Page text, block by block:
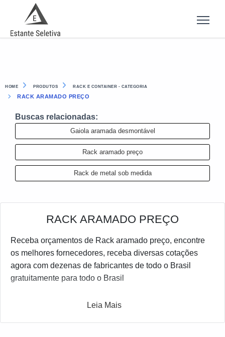
HOME PRODUTOS RACK E CONTAINER - CATEGORIA
RACK ARAMADO PREÇO
Buscas relacionadas:
Gaiola aramada desmontável
Rack aramado preço
Rack de metal sob medida
RACK ARAMADO PREÇO
Receba orçamentos de Rack aramado preço, encontre
os melhores fornecedores, receba diversas cotações
agora com dezenas de fabricantes de todo o Brasil
gratuitamente para todo o Brasil
Leia Mais